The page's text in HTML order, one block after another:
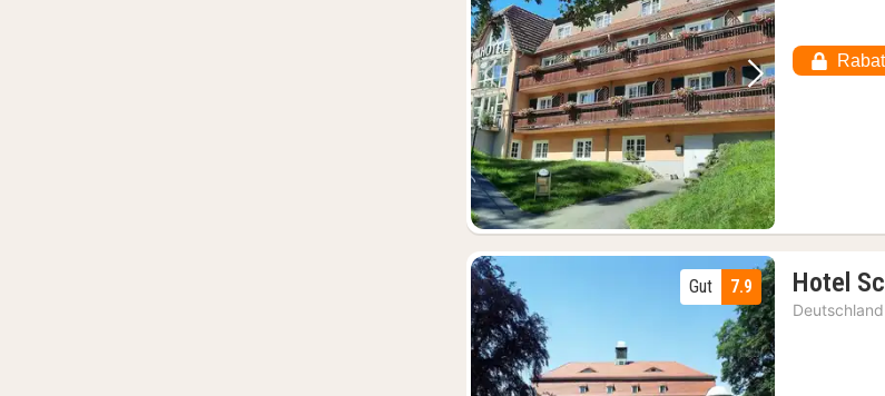
Vorheriges Bild Nächstes Bild
7.9
Gut Hotel
Deutschland